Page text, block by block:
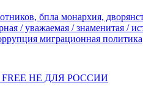
бпла монархия,
/ уважаемая / знаменитая /
миграционная
FREE НЕ ДЛЯ РОССИИ